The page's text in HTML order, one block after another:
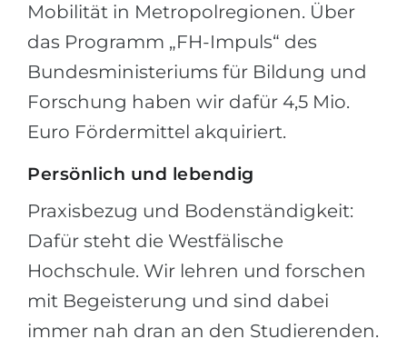
Mobilität in Metropolregionen. Über
das Programm „FH-Impuls“ des
Bundesministeriums für Bildung und
Forschung haben wir dafür 4,5 Mio.
Euro Fördermittel akquiriert.
Persönlich und lebendig
Praxisbezug und Bodenständigkeit:
Dafür steht die Westfälische
Hochschule. Wir lehren und forschen
mit Begeisterung und sind dabei
immer nah dran an den Studierenden.